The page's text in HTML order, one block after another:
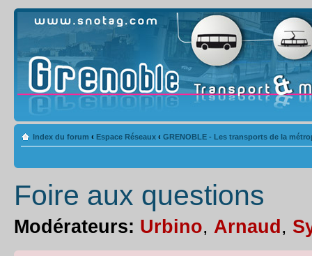
Index du forum ‹ Espace Réseaux ‹ GRENOBLE - Les transports de la
Foire aux questions
Modérateurs: Urbino, Arnaud ,